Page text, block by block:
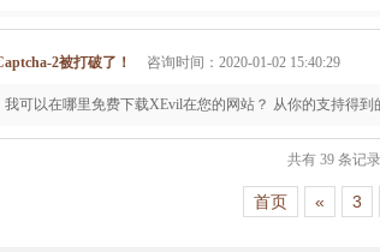
2被打破了！ 咨询时间：2020-01-02 15:40:29
可以在哪里免费下载XEvil在您的网站？ 从你的支持得
共有 39 条记
首页 « 3